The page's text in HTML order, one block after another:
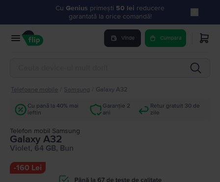
Cu Genius primești 50 lei reducere
garantată la orice comandă!
Vinde Cumpara
Telefoane mobile Samsung Galaxy A32
Cu până la 40% mai
ieftin
Garanție 2
ani
Retur gratuit 30 de
zile
Telefon mobil Samsung
Galaxy A32
Violet, 64 GB, Bun
-160 Lei